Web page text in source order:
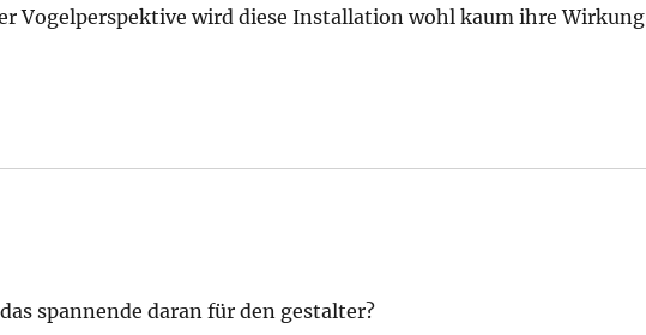
Vogelperspektive wird diese Installation wohl kaum ihre Wirkung
spannende daran für den gestalter?